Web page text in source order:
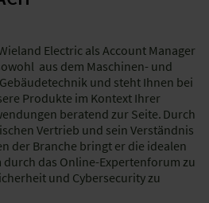
Electric als Account Manager
aus dem Maschinen- und
und steht Ihnen bei
Produkte im Kontext Ihrer
beratend zur Seite. Durch
Vertrieb und sein Verständnis
der Branche bringt er die idealen
das Online-Expertenforum zu
und Cybersecurity zu